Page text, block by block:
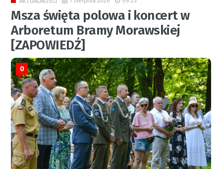
Msza święta polowa i koncert w
Arboretum Bramy Morawskiej
[ZAPOWIEDŹ]
0